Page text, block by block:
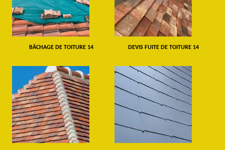
BÂCHAGE DE TOITURE 14 DEVIS FUITE DE TOITURE 14